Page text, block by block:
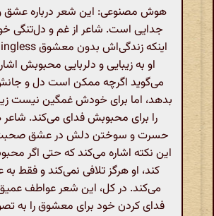
هوش مصنوعی: این شعر درباره عشق و
جدایی است. شاعر از غم و دل‌تنگی
او به زیبایی و دلربایی محبوبش
می‌گوید اگرچه ممکن است دل و
بدهد، اما برای خودش غمگین نیست
را برای محبوبش فدای می‌کند.
حسرت و سوختن دلش در عشق صحبت
این نکته اشاره می‌کند که حتی اگر
کند، او هرگز تلافی نمی‌کند و فقط
می‌کند. در کل، این شعر عواطف
فدای کردن خود برای معشوق را به